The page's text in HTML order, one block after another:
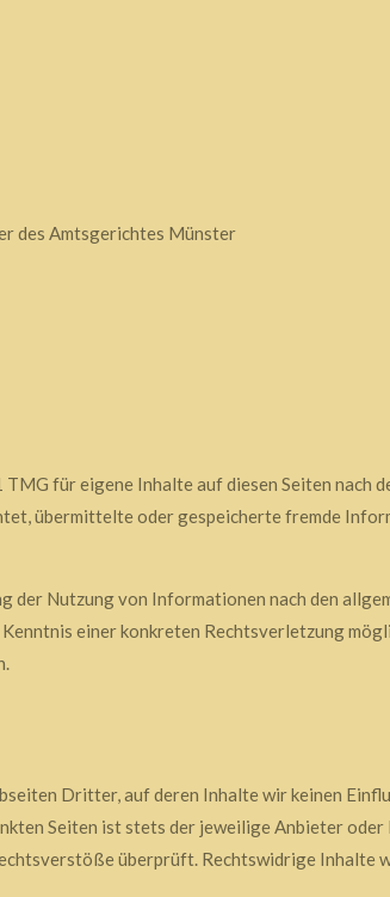
des Amtsgerichtes Münster
für eigene Inhalte auf diesen Seiten nach
übermittelte oder gespeicherte fremde
der Nutzung von Informationen nach den
einer konkreten Rechtsverletzung
Dritter, auf deren Inhalte wir keinen
Seiten ist stets der jeweilige Anbieter
überprüft. Rechtswidrige Inhalte